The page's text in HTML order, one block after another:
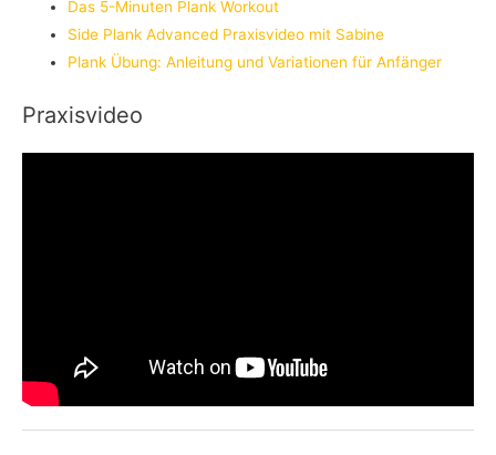
Das 5-Minuten Plank Workout
Side Plank Advanced Praxisvideo mit Sabine
Plank Übung: Anleitung und Variationen für Anfänger
Praxisvideo